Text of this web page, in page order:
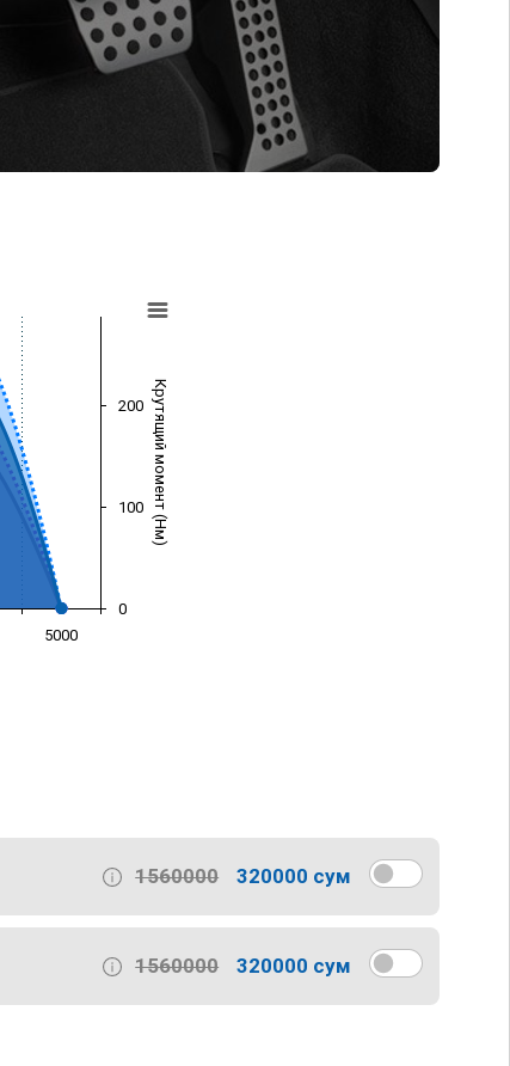
Крутящий момент (Нм)
5000
0
100
200
1560000 320000 сум
1560000 320000 сум